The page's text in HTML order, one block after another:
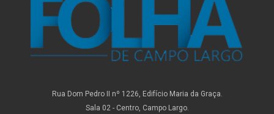
Rua Dom Pedro II nº 1226, Edifício Maria da Graça.
Sala 02 - Centro, Campo Largo.